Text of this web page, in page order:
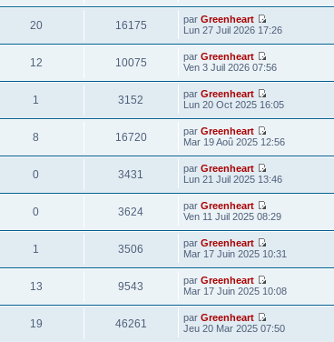
20 16175 parGreenheart
Lun 27 Juil 2026 17:26
12 10075 parGreenheart
Ven 3 Juil 2026 07:56
1 3152 parGreenheart
Lun 20 Oct 2025 16:05
8 16720 parGreenheart
Mar 19 Aoû 2025 12:56
0 3431 parGreenheart
Lun 21 Juil 2025 13:46
0 3624 parGreenheart
Ven 11 Juil 2025 08:29
1 3506 parGreenheart
Mar 17 Juin 2025 10:31
13 9543 parGreenheart
Mar 17 Juin 2025 10:08
19 46261 parGreenheart
Jeu 20 Mar 2025 07:50